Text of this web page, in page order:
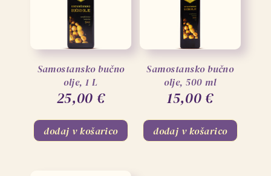
Samostansko bučno
olje, 1 L
25,00 €
dodaj v košarico
Samostansko bučno
olje, 500 ml
15,00€
dodaj v košarico